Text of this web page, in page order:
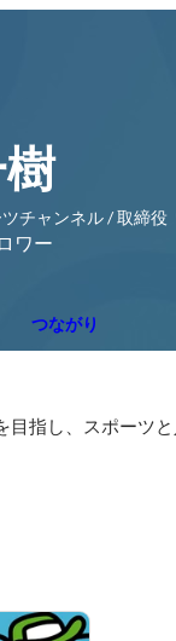
チャンネル / 取締役
ワー
つながり
目指し、スポーツ